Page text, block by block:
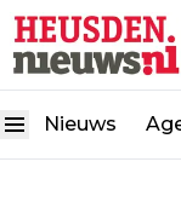
Nieuws